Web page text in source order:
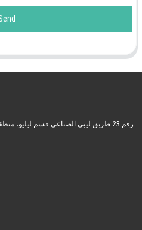
رقم 23 طريق ليبي الصناعي قسم ليليو،